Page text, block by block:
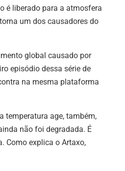
é liberado para a atmosfera
um dos causadores do
global causado por
episódio dessa série de
na mesma plataforma
temperatura age, também,
não foi degradada. É
Como explica o Artaxo,